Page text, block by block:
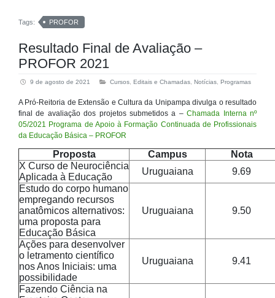
Tags: PROFOR
Resultado Final de Avaliação –
PROFOR 2021
9 de agosto de 2021 Cursos Editais e Chamadas Notícias Programas
A Pró-Reitoria de Extensão e Cultura da Unipampa divulga o resultado
final de avaliação dos projetos submetidos a –Chamada Interna nº
05/2021 Programa de Apoio à Formação Continuada de Profissionais
da Educação Básica – PROFOR
Proposta Campus
Nota
X Curso de Neurociência
Aplicada à Educação
Uruguaiana
9.69
Estudo do corpo humano
empregando recursos
anatômicos alternativos:
uma proposta para
Educação Básica
Uruguaiana 9.50
Ações para desenvolver
o letramento científico
nos Anos Iniciais: uma
possibilidade
Uruguaiana 9.41
Fazendo Ciência na